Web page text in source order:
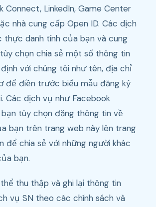
Connect, LinkedIn, Game Center
nhà cung cấp Open ID. Các dịch
thực danh tính của bạn và cung
chọn chia sẻ một số thông tin
với chúng tôi như tên, địa chỉ
để điền trước biểu mẫu đăng ký
Các dịch vụ như Facebook
tùy chọn đăng thông tin về
bạn trên trang web này lên trang
để chia sẻ với những người khác
bạn.
thu thập và ghi lại thông tin
vụ SN theo các chính sách và